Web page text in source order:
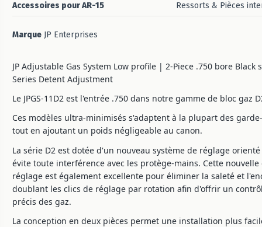
Accessoires pour AR-15 Ressorts & Pièces
Marque JP Enterprises
JP Adjustable Gas System Low profile | 2-Piece .750 bore Black
Series Detent Adjustment
Le JPGS-11D2 est l'entrée .750 dans notre gamme de bloc gaz
Ces modèles ultra-minimisés s'adaptent à la plupart des
tout en ajoutant un poids négligeable au canon.
La série D2 est dotée d'un nouveau système de réglage
évite toute interférence avec les protège-mains. Cette
réglage est également excellente pour éliminer la saleté et
doublant les clics de réglage par rotation afin d'offrir un
précis des gaz.
La conception en deux pièces permet une installation plus